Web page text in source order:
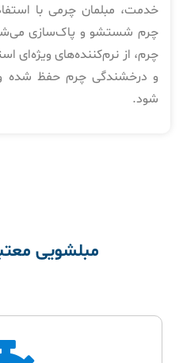
خدمت، مبلمان چرمی با
چرم شستشو و پاک‌سازی
چرم، از نرم‌کننده‌های ویژه‌ای
و درخشندگی چرم حفظ شده و
شود.
مبلشویی